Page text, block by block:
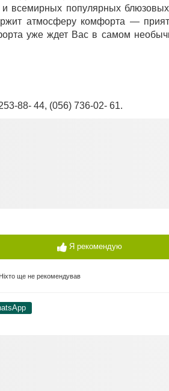
и всемирных популярных
атмосферу комфорта —
уже ждет Вас в самом
88- 44, (056) 736-02- 61.
Я рекомендую
Ніхто ще не рекомендував